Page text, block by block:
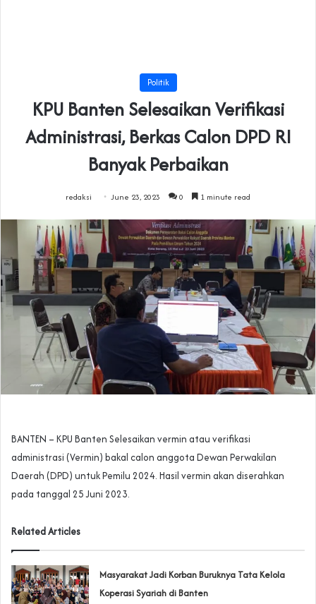
Politik
KPU Banten Selesaikan Verifikasi
Administrasi, Berkas Calon DPD RI
Banyak Perbaikan
redaksi June 23, 2023 0 1 minute read
BANTEN – KPU Banten Selesaikan vermin atau verifikasi
administrasi (Vermin) bakal calon anggota Dewan Perwakilan
Daerah (DPD) untuk Pemilu 2024. Hasil vermin akan diserahkan
pada tanggal 25 Juni 2023.
Related Articles
‎Masyarakat Jadi Korban Buruknya Tata Kelola
Koperasi Syariah di Banten